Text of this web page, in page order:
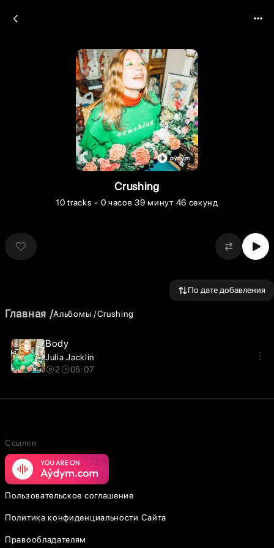
Crushing
10 tracks- 0 часов 39 минут 46 секунд
По дате добавления
Главная Альбомы Crushing
Body
Julia Jacklin
2
05:07
Ссылки
Пользовательское соглашение
Политика конфиденциальности Сайта
Правообладателям